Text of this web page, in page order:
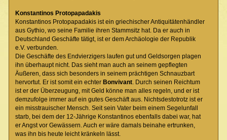
Konstantinos Protopapadakis
Konstantinos Protopapadakis ist ein griechischer Antiquitätenhändler
aus Gythio, wo seine Familie ihren Stammsitz hat. Da er auch in
Deutschland Geschäfte tätigt, ist er dem Archäologie der Republik
e.V. verbunden.
Die Geschäfte des Endvierzigers laufen gut und Geldsorgen plagen
ihn überhaupt nicht. Das sieht man auch an seinem gepflegten
Äußeren, dass sich besonders in seinem prächtigen Schnauzbart
hervortut. Er ist somit ein echter Bonvivant. Durch seinen Reichtum
ist er der Überzeugung, mit Geld könne man alles regeln, und er ist
demzufolge immer auf ein gutes Geschäft aus. Nichtsdestotrotz ist er
ein misstrauischer Mensch. Seit sein Vater beim einem Segelunfall
starb, bei dem der 12-Jährige Konstantinos ebenfalls dabei war, hat
er Angst vor Gewässern. Auch er wäre damals beinahe ertrunken,
was ihn bis heute leicht kränkeln lässt.